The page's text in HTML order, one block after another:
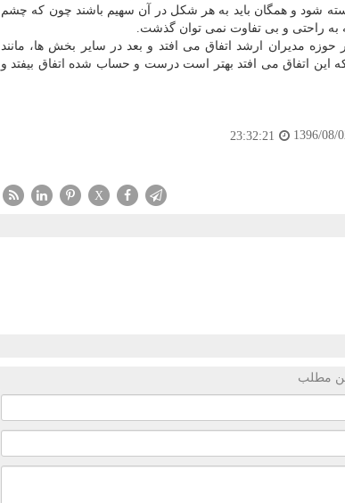
شود و همگان باید به هر شكل در آن سهیم باشند چون كه چشم
به راحتی و بی تفاوت نمی توان گذشت.
مدیران ارشد اتفاق می افتد و بعد در سایر بخش ها، مانند
این اتفاق می افتد بهتر است درست و حساب شده اتفاق بیفتد و
1396/08/
23:32:21
X
مطلب